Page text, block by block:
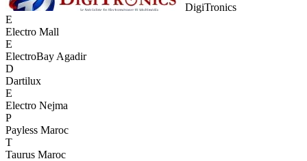
DigiTronics
E
Electro Mall
E
ElectroBay Agadir
D
Dartilux
E
Electro Nejma
P
Payless Maroc
T
Taurus Maroc